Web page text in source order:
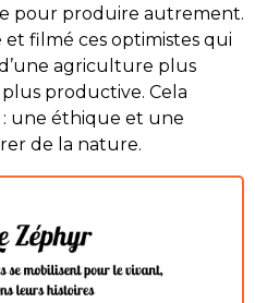
pour produire autrement.
filmé ces optimistes qui
agriculture plus
productive. Cela
: une éthique et une
de la nature.